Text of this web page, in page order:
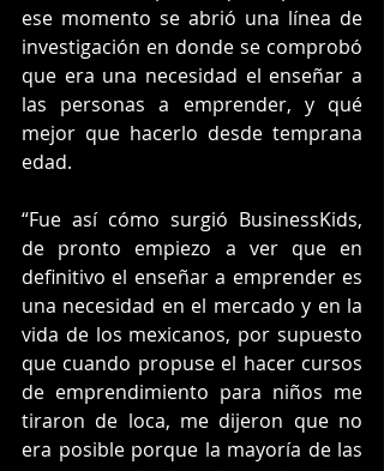
ese momento se abrió una línea de
investigación en donde se comprobó
que era una necesidad el enseñar a
las personas a emprender, y qué
mejor que hacerlo desde temprana
edad.
“Fue así cómo surgió BusinessKids,
de pronto empiezo a ver que en
definitivo el enseñar a emprender es
una necesidad en el mercado y en la
vida de los mexicanos, por supuesto
que cuando propuse el hacer cursos
de emprendimiento para niños me
tiraron de loca, me dijeron que no
era posible porque la mayoría de las